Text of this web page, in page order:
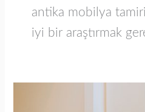
antika mobilya
iyi bir araştırmak